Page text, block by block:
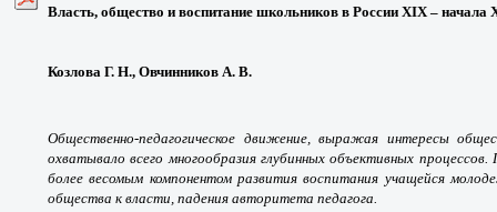
Власть, общество и воспитание школьников в России ХIХ – начала
Козлова Г. Н., Овчинников А. В.
Общественно-педагогическое движение, выражая интересы
охватывало всего многообразия глубинных объективных
более весомым компонентом развития воспитания учащейся
общества к власти, падения авторитета педагога.